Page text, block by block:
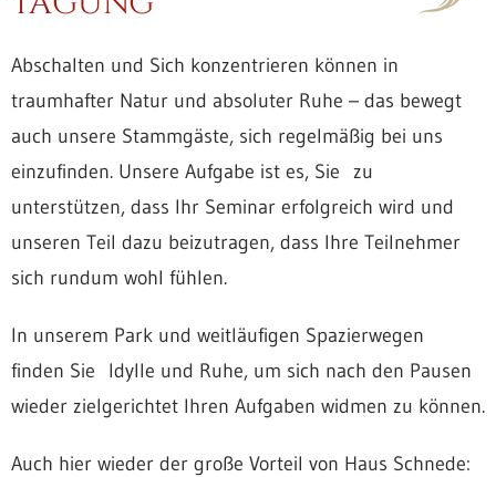
Abschalten und Sich konzentrieren kön­nen in
traumhafter Natur und absoluter Ruhe – das bewegt
auch unsere Stammgäste, sich regelmäßig bei uns
einzufinden. Un­se­re Auf­ga­be ist es, Sie zu
unterstützen, dass Ihr Seminar erfolgreich wird und
unseren Teil dazu beizutragen, dass Ihre Teilnehmer
sich rundum wohl fühlen.
In unserem Park und weitläufigen Spazierwegen
finden Sie Idylle und Ruhe, um sich nach den Pausen
wieder zielgerichtet Ihren Aufgaben widmen zu können.
Auch hier wieder der große Vorteil von Haus Schnede: